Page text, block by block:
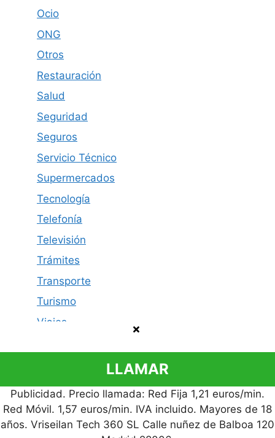
Ocio
ONG
Otros
Restauración
Salud
Seguridad
Seguros
Servicio Técnico
Supermercados
Tecnología
Telefonía
Televisión
Trámites
Transporte
Turismo
Viajes
Política de privacidad Contacto
Aviso legal
© 2026 Cómo Contactar
LLAMAR
Publicidad. Precio llamada: Red Fija 1,21 euros/min.
Red Móvil. 1,57 euros/min. IVA incluido. Mayores de 18
años. Vriseilan Tech 360 SL Calle nuñez de Balboa 120